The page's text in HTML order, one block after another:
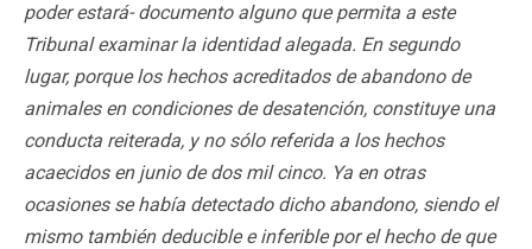
poder estará- documento alguno que permita a este
Tribunal examinar la identidad alegada. En segundo
lugar, porque los hechos acreditados de abandono de
animales en condiciones de desatención, constituye una
conducta reiterada, y no sólo referida a los hechos
acaecidos en junio de dos mil cinco. Ya en otras
ocasiones se había detectado dicho abandono, siendo el
mismo también deducible e inferible por el hecho de que